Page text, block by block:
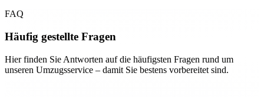
FAQ
Häufig gestellte Fragen
Hier finden Sie Antworten auf die häufigsten Fragen rund um
unseren Umzugsservice – damit Sie bestens vorbereitet sind.